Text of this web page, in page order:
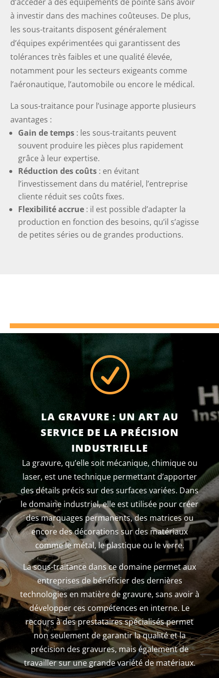
à investir dans des machines coûteuses. De plus,
les sous-traitants disposent généralement
d’équipes expérimentées qui garantissent des
tolérances très faibles et une qualité élevée,
notamment pour les secteurs exigeants comme
l’aéronautique, l’automobile ou encore le médical.
La sous-traitance pour l’usinage apporte plusieurs
avantages :
Gain de temps : les sous-traitants peuvent
souvent produire les pièces plus rapidement
grâce à leur expertise.
Réduction des coûts : en évitant
l’investissement dans du matériel, l’entreprise
cliente réduit ses coûts fixes.
Flexibilité accrue : il est possible d’adapter la
production en fonction des besoins, qu’il s’agisse
de petites séries ou de grandes productions.
R
LA GRAVURE : UN ART AU
SERVICE DE LA PRÉCISION
INDUSTRIELLE
La gravure, qu’elle soit mécanique, chimique ou
laser, est une technique permettant d’apporter
des détails précis sur des surfaces variées. Dans
le domaine industriel, elle est utilisée pour créer
des marquages permanents, des matrices ou
encore des décorations sur des matériaux
comme le métal, le plastique ou le verre.
La sous-traitance dans ce domaine permet aux
entreprises de bénéficier des dernières
technologies en matière de gravure, sans avoir à
développer ces compétences en interne. Le
recours à des prestataires spécialisés permet
non seulement de garantir la qualité et la
précision des gravures, mais également de
travailler sur une grande variété de matériaux.